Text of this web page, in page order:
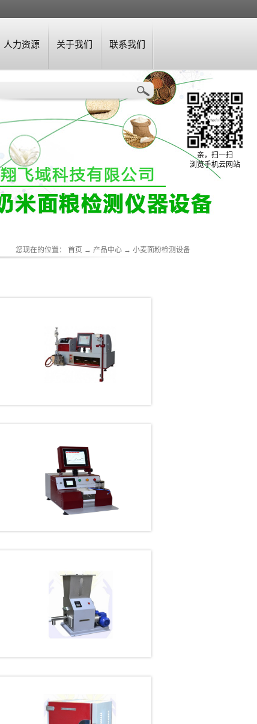
人力资源 关于我们 联系我们
您现在的位置： 首页 → 产品中心 → 小麦面粉检测设备
亲，扫一扫
浏览手机云网站